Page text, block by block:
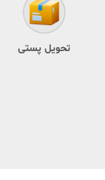
تحویل پستی